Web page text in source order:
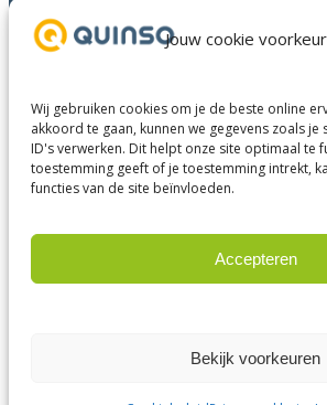
Jouw cookie
Wij gebruiken cookies om je de beste online
akkoord te gaan, kunnen we gegevens zoals je
ID's verwerken. Dit helpt onze site optimaal te
toestemming geeft of je toestemming intrekt,
functies van de site beïnvloeden.
Accepteren
Bekijk voorkeuren
d
r
s
Succesverhalen
Diensten
Over ons
Businesspartners
Contact
LinkedInInstagramFacebook YouTube
Privacy Policy
Algemene voorwaarden
Disclaimer